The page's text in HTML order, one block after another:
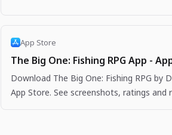
App Store
The Big One: Fishing RPG App -
Download The Big One: Fishing RPG by
App Store. See screenshots, ratings and